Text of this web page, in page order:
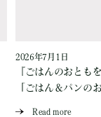
2026年7月1日
『ごはんのおとも
「ごはん＆パンの
Read more